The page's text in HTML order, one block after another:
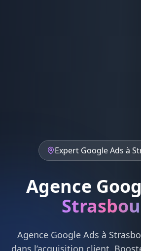
Expert Google Ads à
Agence
Agence Google Ads à
dans l’acquisition client.